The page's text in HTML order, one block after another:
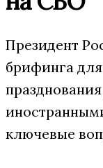
Президент
брифинга
ключевые